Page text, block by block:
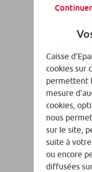
Le
Caisse
cookies sur
permettent
mesure
cookies,
nous
sur le site,
suite à
ou encore
diffusées